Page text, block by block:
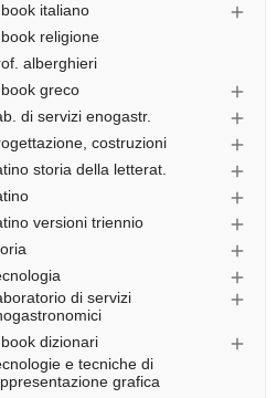
italiano 
religione
alberghieri
greco

di servizi enogastr. 
costruzioni 
storia della letterat. 

versioni triennio 


di servizi

dizionari 
e tecniche di
grafica